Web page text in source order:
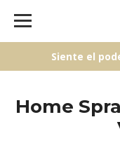
Siente el
Home